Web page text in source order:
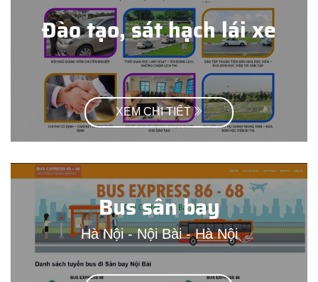
Đào tạo, sát hạch lái xe
XEM CHI TIẾT
Bus sân bay
Hà Nội - Nội Bài - Hà Nội